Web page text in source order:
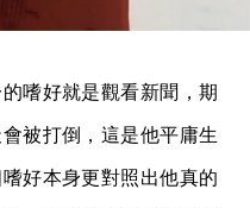
嗜好就是觀看新聞，期
被打倒，這是他平庸生
好本身更對照出他真的